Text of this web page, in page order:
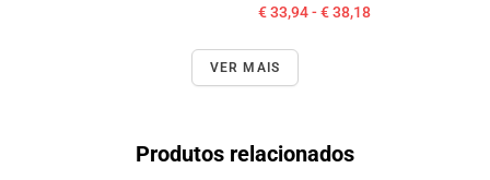
€ 33,94 - € 38,18
VER MAIS
Produtos relacionados